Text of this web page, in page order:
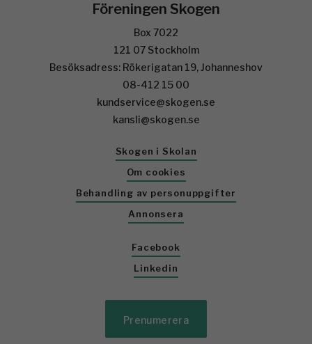
Föreningen Skogen
Box 7022
121 07 Stockholm
Besöksadress: Rökerigatan 19, Johanneshov
08-412 15 00
kundservice@skogen.se
kansli@skogen.se
Skogen i Skolan
Om cookies
Behandling av personuppgifter
Annonsera
Facebook
Linkedin
Prenumerera